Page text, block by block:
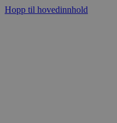
Hopp til hovedinnhold